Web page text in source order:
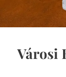
Városi